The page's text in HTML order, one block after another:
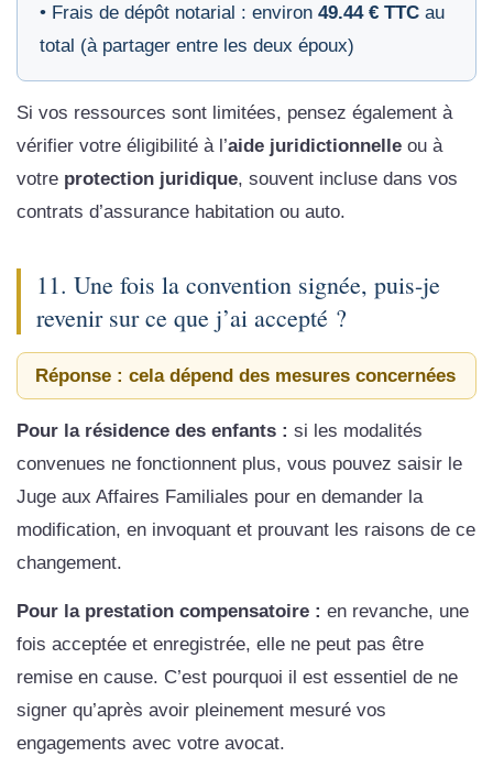
• Frais de dépôt notarial : environ 49.44 € TTC au
total (à partager entre les deux époux)
Si vos ressources sont limitées, pensez également à
vérifier votre éligibilité à l’aide juridictionnelle ou à
votre protection juridique, souvent incluse dans vos
contrats d’assurance habitation ou auto.
11. Une fois la convention signée, puis-je
revenir sur ce que j’ai accepté ?
Réponse : cela dépend des mesures concernées
Pour la résidence des enfants : si les modalités
convenues ne fonctionnent plus, vous pouvez saisir le
Juge aux Affaires Familiales pour en demander la
modification, en invoquant et prouvant les raisons de ce
changement.
Pour la prestation compensatoire : en revanche, une
fois acceptée et enregistrée, elle ne peut pas être
remise en cause. C’est pourquoi il est essentiel de ne
signer qu’après avoir pleinement mesuré vos
engagements avec votre avocat.